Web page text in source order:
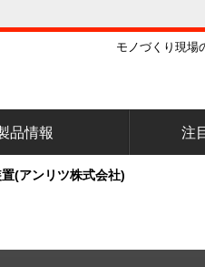
モノづくり現場
品情報 注
(アンリツ株式会社)